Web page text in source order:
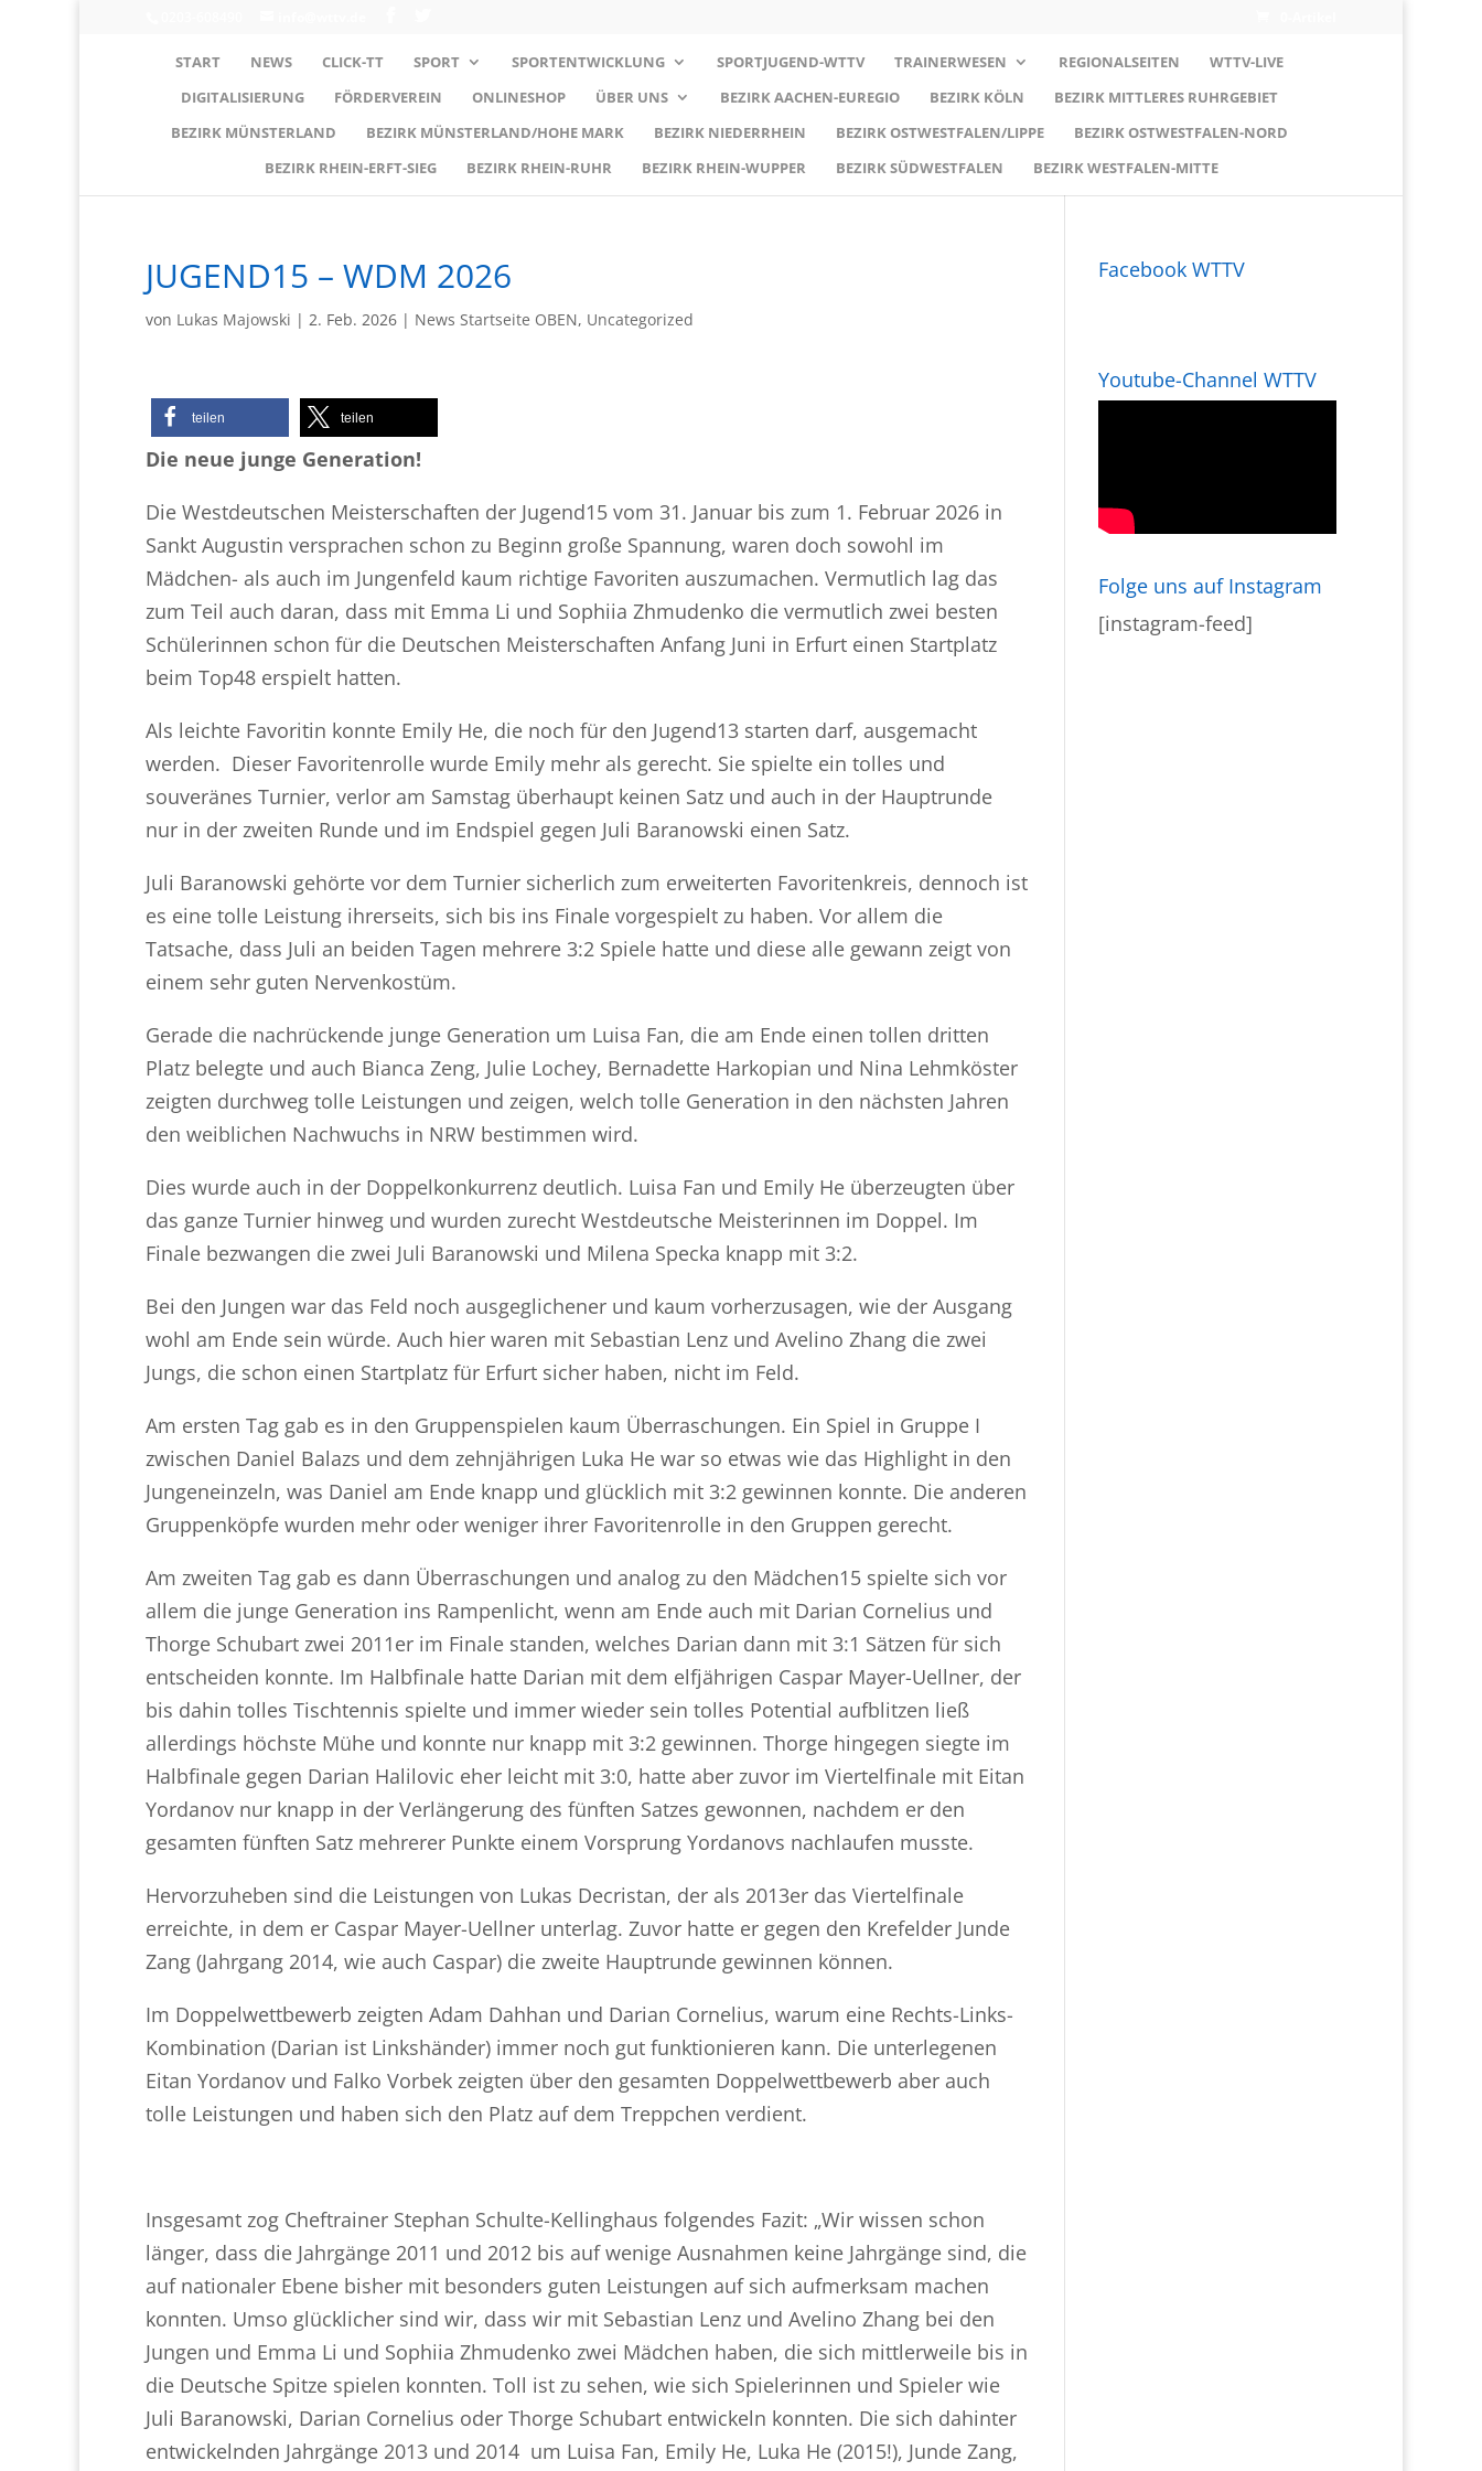
START NEWS CLICK-TT SPORT SPORTENTWICKLUNG SPORTJUGEND-WTTV TRAINERWESEN REGIONALSEITEN
WTTV-LIVE
DIGITALISIERUNG
FÖRDERVEREIN ONLINESHOP ÜBER UNS BEZIRK AACHEN-EUREGIO BEZIRK KÖLN
BEZIRK MITTLERES RUHRGEBIET
BEZIRK MÜNSTERLAND
BEZIRK MÜNSTERLAND/HOHE MARK BEZIRK NIEDERRHEIN BEZIRK OSTWESTFALEN/LIPPE
BEZIRK OSTWESTFALEN-NORD
BEZIRK RHEIN-ERFT-SIEG
BEZIRK RHEIN-RUHR BEZIRK RHEIN-WUPPER BEZIRK SÜDWESTFALEN BEZIRK WESTFALEN-MITTE
JUGEND15 – WDM 2026
von Lukas Majowski | 2. Feb. 2026 | News Startseite OBEN, Uncategorized
teilen teilen
Die neue junge Generation!
Die Westdeutschen Meisterschaften der Jugend15 vom 31. Januar bis zum 1. Februar 2026 in
Sankt Augustin versprachen schon zu Beginn große Spannung, waren doch sowohl im
Mädchen- als auch im Jungenfeld kaum richtige Favoriten auszumachen. Vermutlich lag das
zum Teil auch daran, dass mit Emma Li und Sophiia Zhmudenko die vermutlich zwei besten
Schülerinnen schon für die Deutschen Meisterschaften Anfang Juni in Erfurt einen Startplatz
beim Top48 erspielt hatten.
Als leichte Favoritin konnte Emily He, die noch für den Jugend13 starten darf, ausgemacht
werden. Dieser Favoritenrolle wurde Emily mehr als gerecht. Sie spielte ein tolles und
souveränes Turnier, verlor am Samstag überhaupt keinen Satz und auch in der Hauptrunde
nur in der zweiten Runde und im Endspiel gegen Juli Baranowski einen Satz.
Juli Baranowski gehörte vor dem Turnier sicherlich zum erweiterten Favoritenkreis, dennoch ist
es eine tolle Leistung ihrerseits, sich bis ins Finale vorgespielt zu haben. Vor allem die
Tatsache, dass Juli an beiden Tagen mehrere 3:2 Spiele hatte und diese alle gewann zeigt von
einem sehr guten Nervenkostüm.
Gerade die nachrückende junge Generation um Luisa Fan, die am Ende einen tollen dritten
Platz belegte und auch Bianca Zeng, Julie Lochey, Bernadette Harkopian und Nina Lehmköster
zeigten durchweg tolle Leistungen und zeigen, welch tolle Generation in den nächsten Jahren
den weiblichen Nachwuchs in NRW bestimmen wird.
Dies wurde auch in der Doppelkonkurrenz deutlich. Luisa Fan und Emily He überzeugten über
das ganze Turnier hinweg und wurden zurecht Westdeutsche Meisterinnen im Doppel. Im
Finale bezwangen die zwei Juli Baranowski und Milena Specka knapp mit 3:2.
Bei den Jungen war das Feld noch ausgeglichener und kaum vorherzusagen, wie der Ausgang
wohl am Ende sein würde. Auch hier waren mit Sebastian Lenz und Avelino Zhang die zwei
Jungs, die schon einen Startplatz für Erfurt sicher haben, nicht im Feld.
Am ersten Tag gab es in den Gruppenspielen kaum Überraschungen. Ein Spiel in Gruppe I
zwischen Daniel Balazs und dem zehnjährigen Luka He war so etwas wie das Highlight in den
Jungeneinzeln, was Daniel am Ende knapp und glücklich mit 3:2 gewinnen konnte. Die anderen
Gruppenköpfe wurden mehr oder weniger ihrer Favoritenrolle in den Gruppen gerecht.
Am zweiten Tag gab es dann Überraschungen und analog zu den Mädchen15 spielte sich vor
allem die junge Generation ins Rampenlicht, wenn am Ende auch mit Darian Cornelius und
Thorge Schubart zwei 2011er im Finale standen, welches Darian dann mit 3:1 Sätzen für sich
entscheiden konnte. Im Halbfinale hatte Darian mit dem elfjährigen Caspar Mayer-Uellner, der
bis dahin tolles Tischtennis spielte und immer wieder sein tolles Potential aufblitzen ließ
allerdings höchste Mühe und konnte nur knapp mit 3:2 gewinnen. Thorge hingegen siegte im
Halbfinale gegen Darian Halilovic eher leicht mit 3:0, hatte aber zuvor im Viertelfinale mit Eitan
Yordanov nur knapp in der Verlängerung des fünften Satzes gewonnen, nachdem er den
gesamten fünften Satz mehrerer Punkte einem Vorsprung Yordanovs nachlaufen musste.
Hervorzuheben sind die Leistungen von Lukas Decristan, der als 2013er das Viertelfinale
erreichte, in dem er Caspar Mayer-Uellner unterlag. Zuvor hatte er gegen den Krefelder Junde
Zang (Jahrgang 2014, wie auch Caspar) die zweite Hauptrunde gewinnen können.
Im Doppelwettbewerb zeigten Adam Dahhan und Darian Cornelius, warum eine Rechts-Links-
Kombination (Darian ist Linkshänder) immer noch gut funktionieren kann. Die unterlegenen
Eitan Yordanov und Falko Vorbek zeigten über den gesamten Doppelwettbewerb aber auch
tolle Leistungen und haben sich den Platz auf dem Treppchen verdient.
Insgesamt zog Cheftrainer Stephan Schulte-Kellinghaus folgendes Fazit: „Wir wissen schon
länger, dass die Jahrgänge 2011 und 2012 bis auf wenige Ausnahmen keine Jahrgänge sind, die
auf nationaler Ebene bisher mit besonders guten Leistungen auf sich aufmerksam machen
konnten. Umso glücklicher sind wir, dass wir mit Sebastian Lenz und Avelino Zhang bei den
Jungen und Emma Li und Sophiia Zhmudenko zwei Mädchen haben, die sich mittlerweile bis in
die Deutsche Spitze spielen konnten. Toll ist zu sehen, wie sich Spielerinnen und Spieler wie
Juli Baranowski, Darian Cornelius oder Thorge Schubart entwickeln konnten. Die sich dahinter
entwickelnden Jahrgänge 2013 und 2014 um Luisa Fan, Emily He, Luka He (2015!), Junde Zang,
Facebook WTTV
Youtube-Channel WTTV
Folge uns auf Instagram
[instagram-feed]